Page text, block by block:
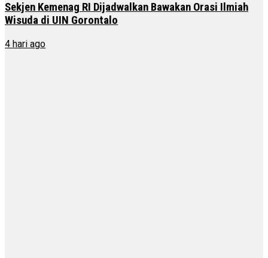
Sekjen Kemenag RI Dijadwalkan Bawakan Orasi Ilmiah
Wisuda di UIN Gorontalo
4 hari ago